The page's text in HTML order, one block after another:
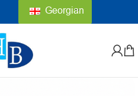
Georgian